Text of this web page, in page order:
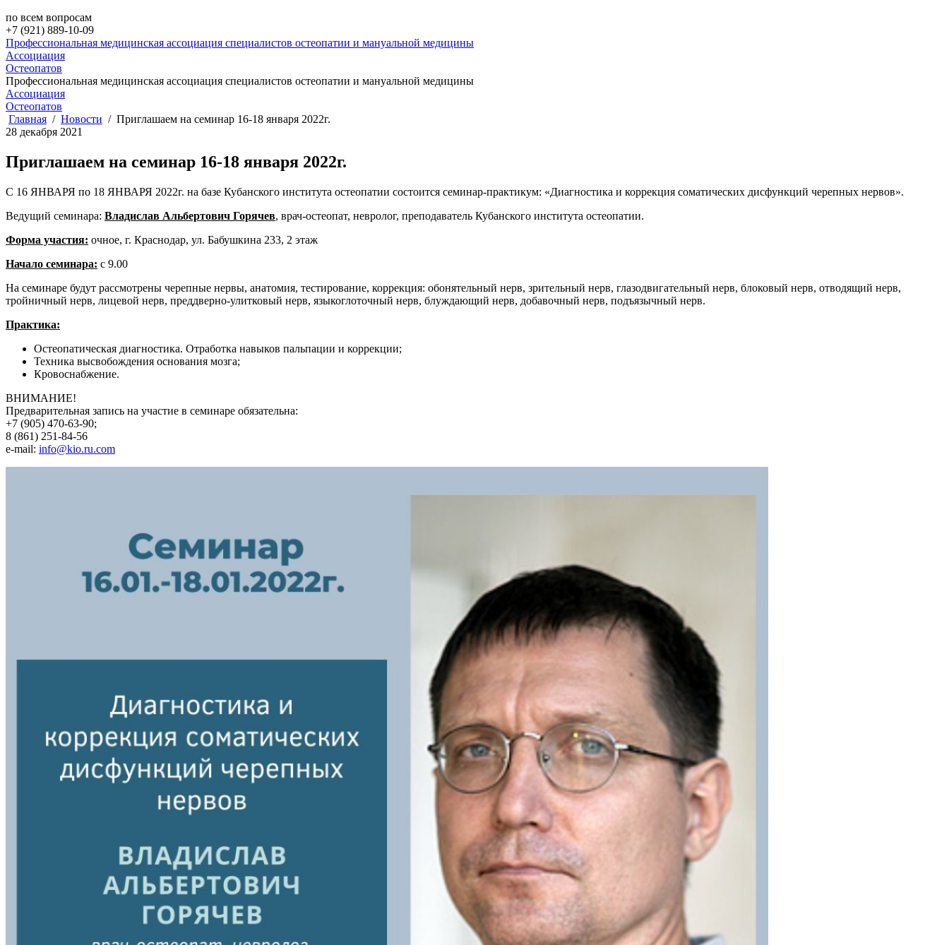
по всем вопросам
+7 (921) 889-10-09
Профессиональная медицинская ассоциация специалистов остеопатии и мануальной медицины
Ассоциация
Остеопатов
Профессиональная медицинская ассоциация специалистов остеопатии и мануальной медицины
Ассоциация
Остеопатов
Главная
Новости
Приглашаем на семинар 16-18 января 2022г.
28 декабря 2021
Приглашаем на семинар 16-18 января 2022г.
С 16 ЯНВАРЯ по 18 ЯНВАРЯ 2022г. на базе Кубанского института остеопатии состоится семинар-практикум: «Диагностика и коррекция соматических дисфункций черепных нервов».
Ведущий семинара: Владислав Альбертович Горячев, врач-остеопат, невролог, преподаватель Кубанского института остеопатии.
Форма участия: очное, г. Краснодар, ул. Бабушкина 233, 2 этаж
Начало семинара: с 9.00
На семинаре будут рассмотрены черепные нервы, анатомия, тестирование, коррекция: обонятельный нерв, зрительный нерв, глазодвигательный нерв, блоковый нерв, отводящий нерв,
тройничный нерв, лицевой нерв, преддверно-улитковый нерв, языкоглоточный нерв, блуждающий нерв, добавочный нерв, подъязычный нерв.
Практика:
Остеопатическая диагностика. Отработка навыков пальпации и коррекции;
Техника высвобождения основания мозга;
Кровоснабжение.
ВНИМАНИЕ!
Предварительная запись на участие в семинаре обязательна:
+7 (905) 470-63-90;
8 (861) 251-84-56
e-mail: info@kio.ru.com